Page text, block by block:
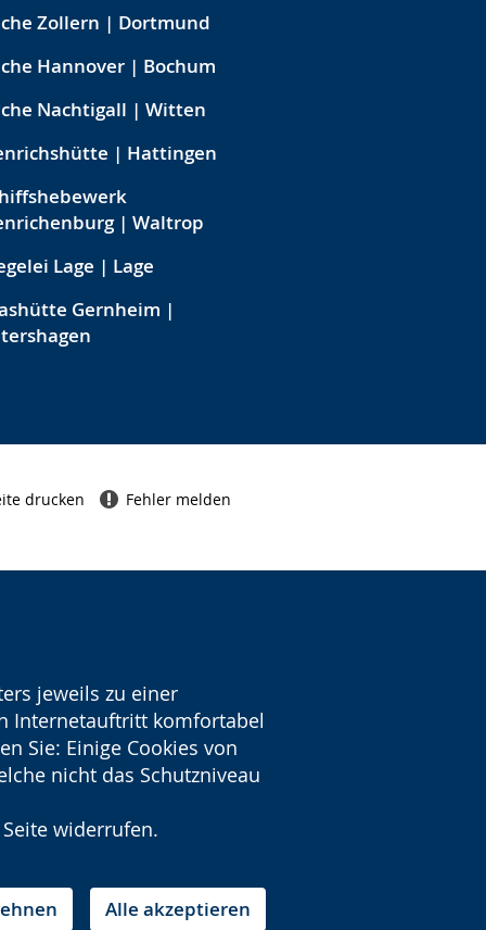
jeweils zu einer
Internetauftritt komfortabel
Sie: Einige Cookies von
nicht das Schutzniveau
widerrufen.
Alle akzeptieren
Zollern | Dortmund
Hannover | Bochum
Nachtigall | Witten
| Hattingen
| Waltrop
Lage | Lage
Gernheim |
drucken Fehler melden